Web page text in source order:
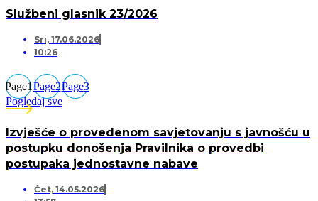
Službeni glasnik 23/2026
Sri, 17.06.2026
10:26
Page1Page2Page3
Pogledaj sve
Izvješće o provedenom savjetovanju s javnošću u
postupku donošenja Pravilnika o provedbi
postupaka jednostavne nabave
Čet, 14.05.2026